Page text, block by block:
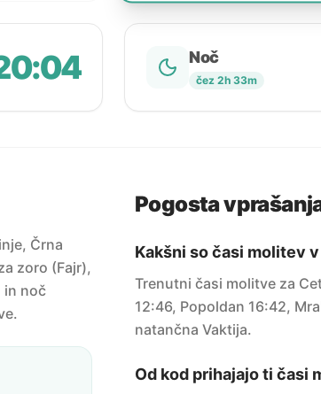
Noč
čez 2h 33m
Črna
zoro (Fajr),
in noč
Pogosta
Kakšni so časi molitev
Trenutni časi molitve za
12:46, Popoldan 16:42,
natančna Vaktija.
Od kod prihajajo ti časi